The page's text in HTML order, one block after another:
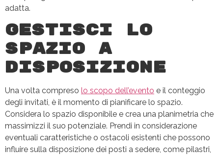
adatta.
Gestisci lo
spazio a
disposizione
Una volta compreso lo scopo dell’evento e il conteggio
degli invitati, è il momento di pianificare lo spazio.
Considera lo spazio disponibile e crea una planimetria che
massimizzi il suo potenziale. Prendi in considerazione
eventuali caratteristiche o ostacoli esistenti che possono
influire sulla disposizione dei posti a sedere, come pilastri,